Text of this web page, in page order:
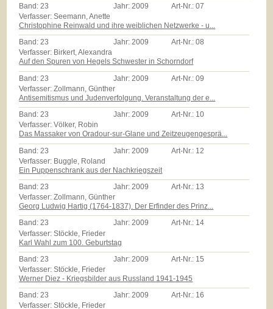
Band: 23 Jahr: 2009 Art-Nr.:07
Verfasser: Seemann, Anette
Christophine Reinwald und ihre weiblichen Netzwerke - u...
Band:23 Jahr:2009 Art-Nr.:08
Verfasser: Birkert, Alexandra
Auf den Spuren von Hegels Schwester in Schorndorf
Band: 23 Jahr: 2009 Art-Nr.:09
Verfasser: Zollmann, Günther
Antisemitismus und Judenverfolgung. Veranstaltung der e...
Band:23 Jahr:2009 Art-Nr.: 10
Verfasser: Völker, Robin
Das Massaker von Oradour-sur-Glane und Zeitzeugengesprä...
Band: 23 Jahr: 2009 Art-Nr.: 12
Verfasser: Buggle, Roland
Ein Puppenschrank aus der Nachkriegszeit
Band:23 Jahr:2009 Art-Nr.: 13
Verfasser: Zollmann, Günther
Georg Ludwig Hartig (1764-1837). Der Erfinder des Prinz...
Band:23 Jahr:2009 Art-Nr.: 14
Verfasser: Stöckle, Frieder
Karl Wahl zum 100. Geburtstag
Band:23 Jahr:2009 Art-Nr.: 15
Verfasser: Stöckle, Frieder
Werner Diez - Kriegsbilder aus Russland 1941-1945
Band:23 Jahr:2009 Art-Nr.: 16
Verfasser: Stöckle, Frieder